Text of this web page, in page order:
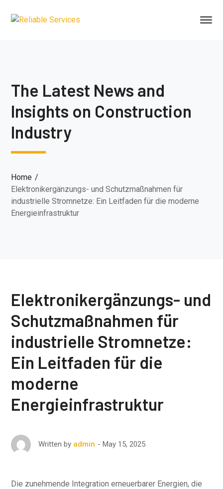
The Latest News and
Insights on Construction
Industry
Home
Elektronikergänzungs- und Schutzmaßnahmen für
industrielle Stromnetze: Ein Leitfaden für die moderne
Energieinfrastruktur
Elektronikergänzungs- und
Schutzmaßnahmen für
industrielle Stromnetze:
Ein Leitfaden für die
moderne
Energieinfrastruktur
Written by admin May 15, 2025
Die zunehmende Integration erneuerbarer Energien, die